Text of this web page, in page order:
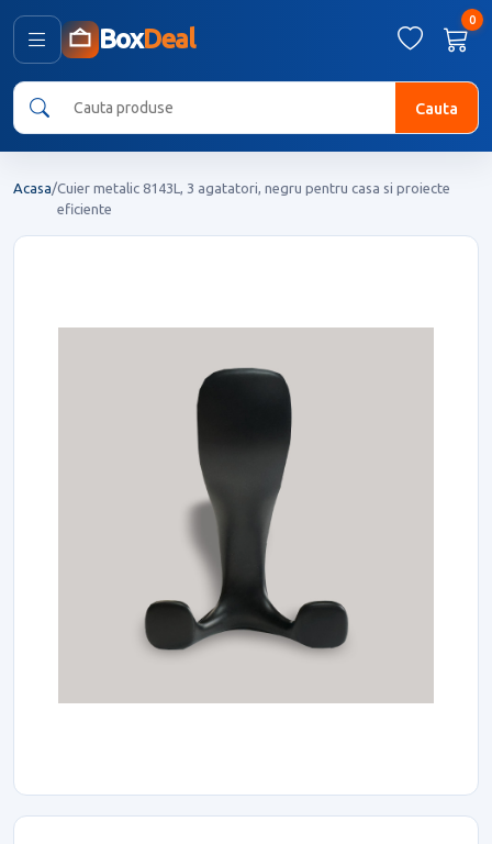
BoxDeal
0
Cauta
Acasa/Cuier metalic 8143L, 3 agatatori, negru pentru casa si proiecte
eficiente